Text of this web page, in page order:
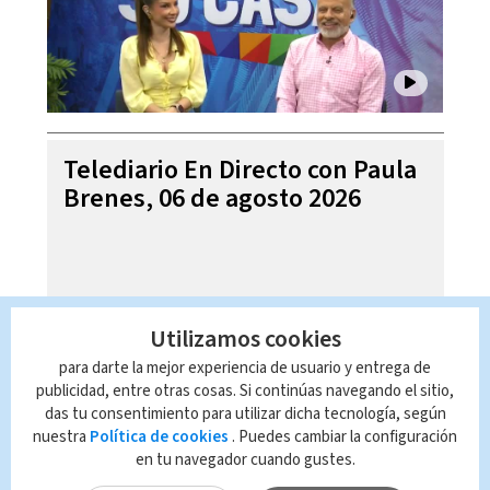
Telediario En Directo con Paula
Brenes, 06 de agosto 2026
Utilizamos cookies
para darte la mejor experiencia de usuario y entrega de
publicidad, entre otras cosas. Si continúas navegando el sitio,
das tu consentimiento para utilizar dicha tecnología, según
nuestra Política de cookies . Puedes cambiar la configuración
en tu navegador cuando gustes.